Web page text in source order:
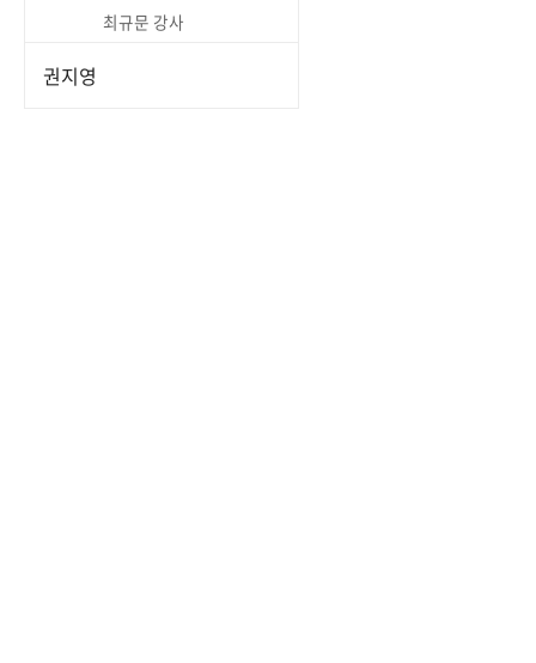
최규문 강사
권지영